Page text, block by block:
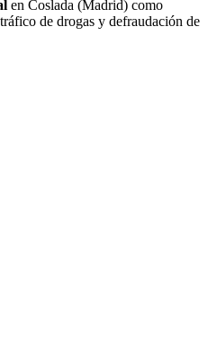
en Coslada (Madrid) como
de drogas y defraudación de